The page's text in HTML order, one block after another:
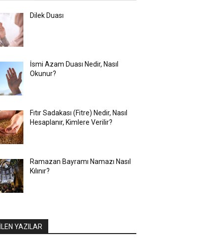
Dilek Duası
İsmi Azam Duası Nedir, Nasıl
Okunur?
Fıtır Sadakası (Fitre) Nedir, Nasıl
Hesaplanır, Kimlere Verilir?
Ramazan Bayramı Namazı Nasıl
Kılınır?
YAZILAR